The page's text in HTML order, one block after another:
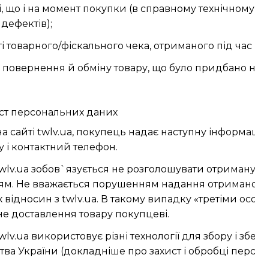
що і на момент покупки (в справному
товарного/фіскального чека, отриманого під
й обміну товару, що було придбано
персональних даних
сайті twlv.ua, покупець надає наступну
і контактний телефон.
зобов`язується не розголошувати
Не вважається порушенням надання
відносин з twlv.ua. В такому випадку «третіми
доставлення товару покупцеві.
використовує різні технології для збору і
України (докладніше про захист і обробці